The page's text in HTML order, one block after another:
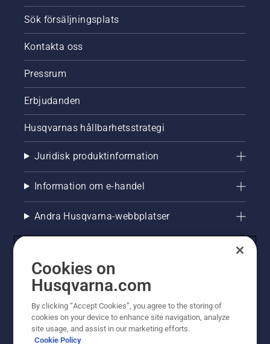
Sök försäljningsplats
Kontakta oss
Pressrum
Erbjudanden
Husqvarnas hållbarhetsstrategi
Juridisk produktinformation
Information om e-handel
Andra Husqvarna-webbplatser
Cookies on
Husqvarna.com
By clicking “Accept Cookies”, you agree to the storing of
cookies on your device to enhance site navigation, analyze
site usage, and assist in our marketing efforts.
Cookie Policy